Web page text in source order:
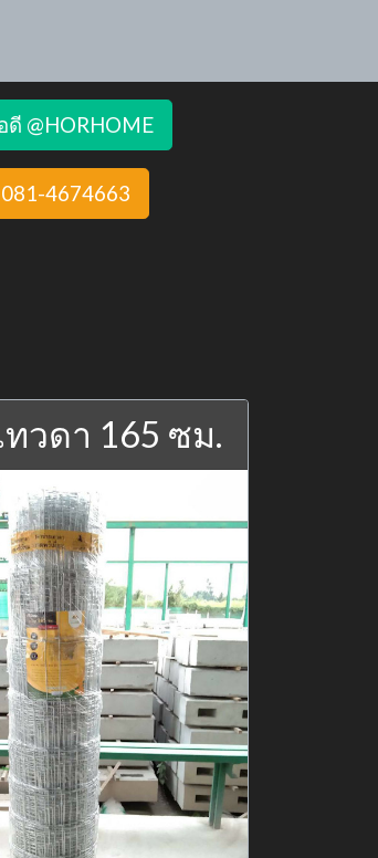
@HORHOME
4674663
วดา 165 ซม.